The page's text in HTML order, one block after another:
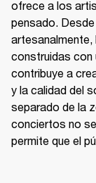
ofrece a los
pensado.
artesanalmente,
construidas con
contribuye a
y la calidad del
separado de la
conciertos no
permite que el